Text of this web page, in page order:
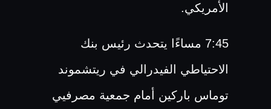
الأمريكي.
7:45 مساءًا يتحدث رئيس بنك
الاحتياطي الفيدرالي في ريتشموند
توماس باركين أمام جمعية مصرفيي